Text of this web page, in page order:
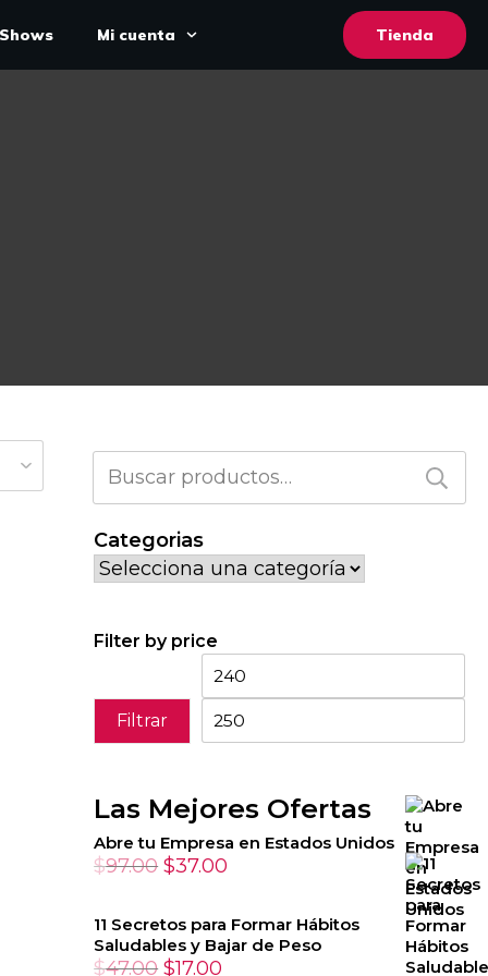
Shows Mi cuenta Tienda
Buscar
Categorias
Filter by price
Precio
mínimo
Filtrar
Las Mejores Ofertas
Abre tu Empresa en Estados Unidos
$97.00 El
original
era:
$37.00
actual
es:
11 Secretos para Formar Hábitos
Saludables y Bajar de Peso
$47.00 El
$17.00